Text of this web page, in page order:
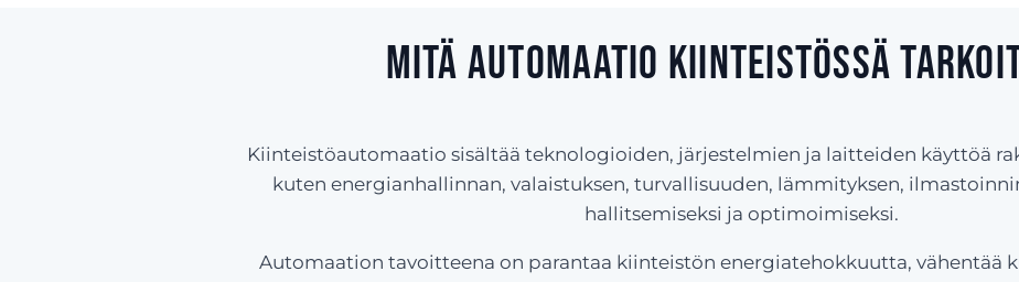
Mitä automaatio kiinteistössä
Kiinteistöautomaatio sisältää teknologioiden, järjestelmien ja laitteiden käyttöä
kuten energianhallinnan, valaistuksen, turvallisuuden, lämmityksen,
hallitsemiseksi ja optimoimiseksi.
Automaation tavoitteena on parantaa kiinteistön energiatehokkuutta, vähentää